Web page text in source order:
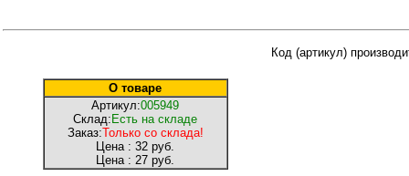
О товаре
Артикул:005949
Склад: Есть на складе
Заказ:Только со склада!
Цена : 32 руб.
Цена : 27 руб.
Код (артикул)